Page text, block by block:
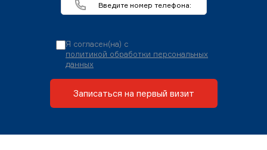
Я согласен(на) с
политикой обработки персональных
данных
Записаться на первый визит